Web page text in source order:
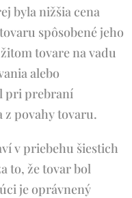
byla nižšia cena
spôsobené jeho
tovare na vadu
alebo
pri prebraní
z povahy tovaru.
v priebehu šiestich
to, že tovar bol
je oprávnený